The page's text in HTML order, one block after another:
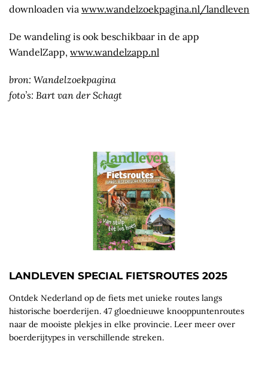
downloaden via www.wandelzoekpagina.nl/landleven
De wandeling is ook beschikbaar in de app
WandelZapp, www.wandelzapp.nl
bron: Wandelzoekpagina
foto’s: Bart van der Schagt
LANDLEVEN SPECIAL FIETSROUTES 2025
Ontdek Nederland op de fiets met unieke routes langs
historische boerderijen. 47 gloednieuwe knooppuntenroutes
naar de mooiste plekjes in elke provincie. Leer meer over
boerderijtypes in verschillende streken.